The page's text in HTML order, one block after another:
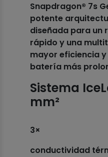
Snapdragon® 7s
potente
diseñada para un
rápido y una
mayor eficiencia
batería más
Sistema
mm²
3×
conductividad